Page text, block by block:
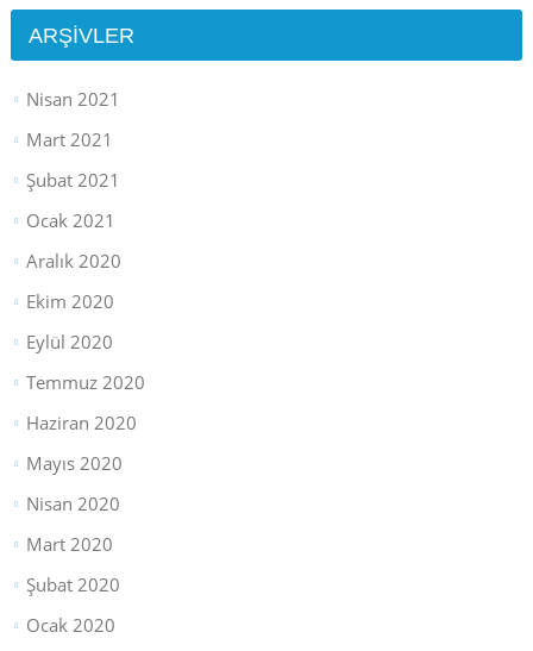
ARŞIVLER
Nisan 2021
Mart 2021
Şubat 2021
Ocak 2021
Aralık 2020
Ekim 2020
Eylül 2020
Temmuz 2020
Haziran 2020
Mayıs 2020
Nisan 2020
Mart 2020
Şubat 2020
Ocak 2020